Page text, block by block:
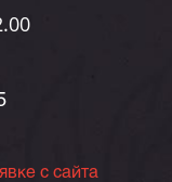
с сайта